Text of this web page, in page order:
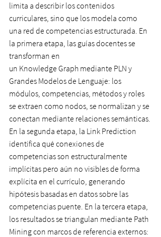
limita a describir los contenidos
curriculares, sino que los modela como
una red de competencias estructurada. En
la primera etapa, las guías docentes se
transforman en
un Knowledge Graph mediante PLN y
Grandes Modelos de Lenguaje: los
módulos, competencias, métodos y roles
se extraen como nodos, se normalizan y se
conectan mediante relaciones semánticas.
En la segunda etapa, la Link Prediction
identifica qué conexiones de
competencias son estructuralmente
implícitas pero aún no visibles de forma
explícita en el currículo, generando
hipótesis basadas en datos sobre las
competencias puente. En la tercera etapa,
los resultados se triangulan mediante Path
Mining con marcos de referencia externos: